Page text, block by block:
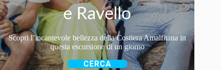
e Ravello
Scopri l’incantevole bellezza della Costiera Amalfitana in
questa escursione di un giorno
CERCA